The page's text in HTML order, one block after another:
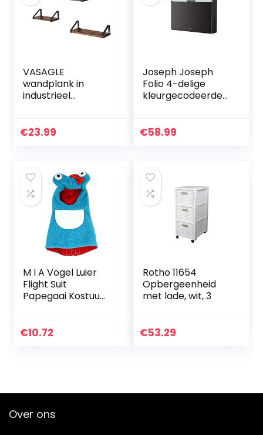
VASAGLE
wandplank in
industrieel
set van 3,
voor…
€23.99
Joseph Joseph
Folio 4-delige
kleurgecodeerde
georganiseerd
€58.99
M I A Vogel Luier
Flight Suit
Papegaai Kostuum
voor Cockatiel
€10.72
Rotho 11654
Opbergeenheid
met lade, wit, 3
€53.29
Over ons